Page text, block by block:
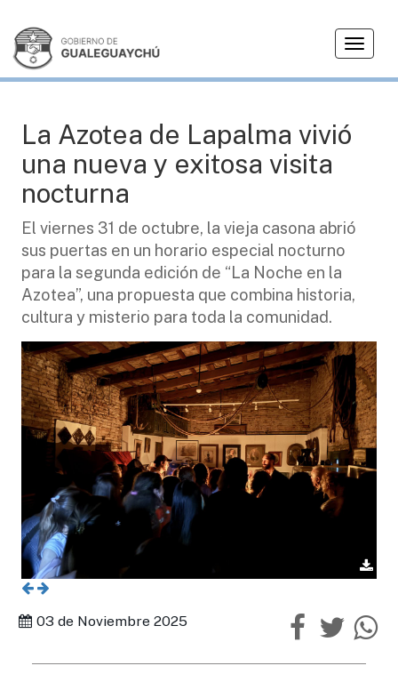
T
g
i
i
n
CULTURA
La Azotea de Lapalma vivió
una nueva y exitosa visita
nocturna
El viernes 31 de octubre, la vieja casona abrió
sus puertas en un horario especial nocturno
para la segunda edición de “La Noche en la
Azotea”, una propuesta que combina historia,
cultura y misterio para toda la comunidad.
03 de Noviembre 2025